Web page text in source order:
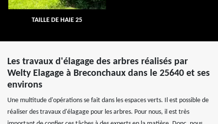
TAILLE DE HAIE 25
Les travaux d'élagage des arbres réalisés par
Welty Elagage à Breconchaux dans le 25640 et ses
environs
Une multitude d'opérations se fait dans les espaces verts. Il est possible de
réaliser des travaux d'élagage pour les arbres. Pour nous, il est très